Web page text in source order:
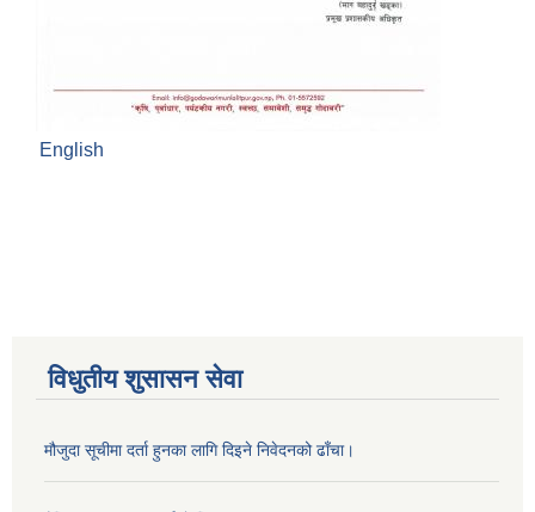
English
विधुतीय शुसासन सेवा
मौजुदा सूचीमा दर्ता हुनका लागि दिइने निवेदनको ढाँचा।